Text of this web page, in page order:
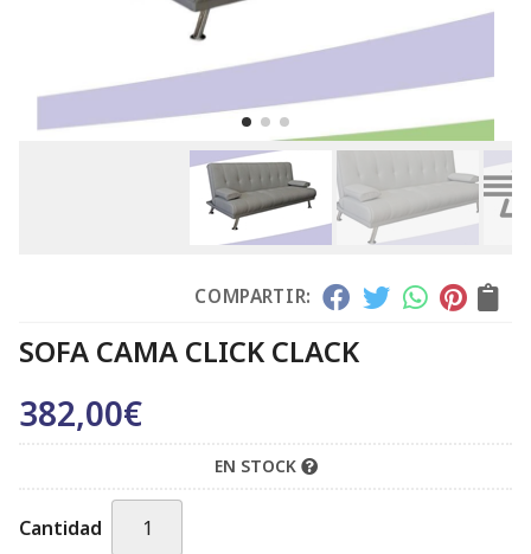
COMPARTIR:
SOFA CAMA CLICK CLACK
382,00€
EN STOCK
Cantidad